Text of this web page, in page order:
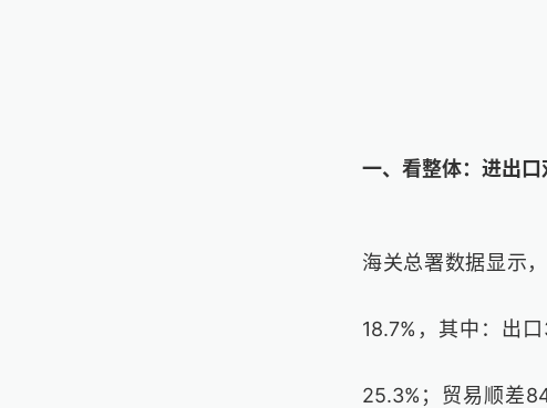
一、看整体：进出口
海关总署数据显示
18.7%，其中：出
25.3%；贸易顺差